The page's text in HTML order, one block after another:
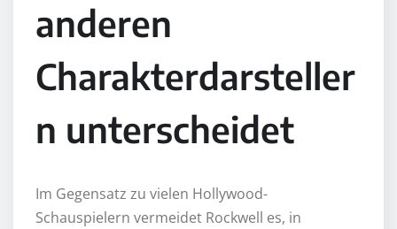
anderen
Charakterdarsteller
n unterscheidet
Im Gegensatz zu vielen Hollywood-
Schauspielern vermeidet Rockwell es, in